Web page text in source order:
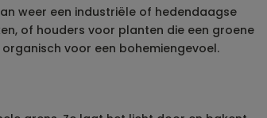
weer een industriële of hedendaagse
of houders voor planten die een groene
voor een bohemiengevoel.